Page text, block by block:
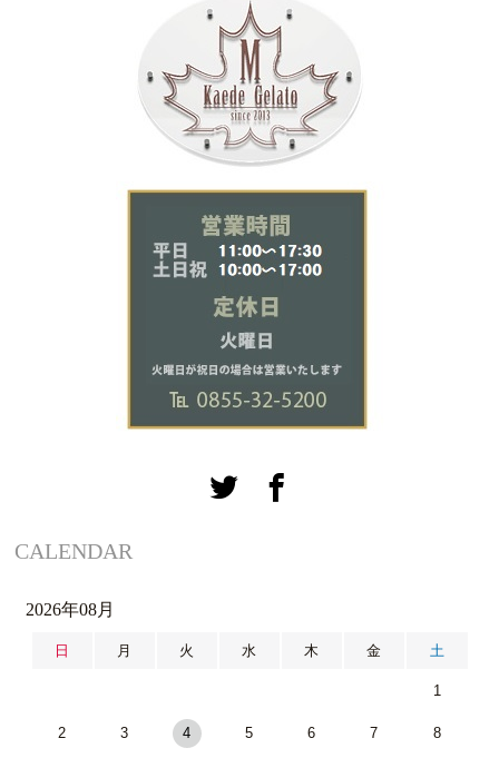
CALENDAR
2026年08月
日 月 火 水 木 金 土
1
2 3 4 5 6 7 8